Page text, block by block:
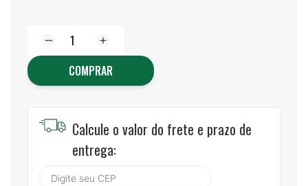
COMPRAR
Calcule o valor do frete e prazo de
entrega: